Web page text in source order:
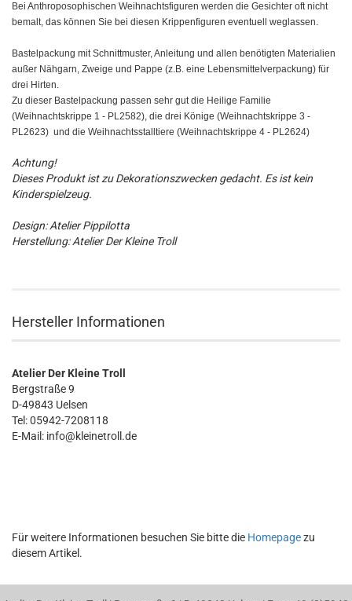
Bei Anthroposophischen Weihnachtsfiguren werden die Gesichter oft nicht
bemalt, das können Sie bei diesen Krippenfiguren eventuell weglassen.
Bastelpackung mit Schnittmuster, Anleitung und allen benötigten Materialien
außer Nähgarn, Zweige und Pappe (z.B. eine Lebensmittelverpackung) für
drei Hirten.
Zu dieser Bastelpackung passen sehr gut die Heilige Familie
(Weihnachtskrippe 1 - PL2582), die drei Könige (Weihnachtskrippe 3 -
PL2623) und die Weihnachtsstalltiere (Weihnachtskrippe 4 - PL2624)
Achtung!
Dieses Produkt ist zu Dekorationszwecken gedacht. Es ist kein
Kinderspielzeug.
Design: Atelier Pippilotta
Herstellung: Atelier Der Kleine Troll
Hersteller Informationen
Atelier Der Kleine Troll
Bergstraße 9
D-49843 Uelsen
Tel: 05942-7208118
E-Mail: info@kleinetroll.de
Für weitere Informationen besuchen Sie bitte die Homepagezu
diesem Artikel.